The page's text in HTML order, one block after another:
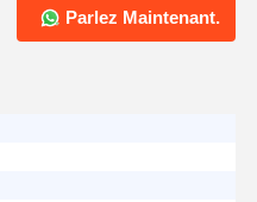
Parlez Maintenant.